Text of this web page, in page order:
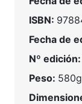
ISBN:
Fecha de
Nº edición:
Peso: